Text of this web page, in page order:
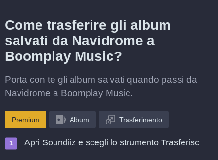
Come trasferire gli album
salvati da Navidrome a
Boomplay Music?
Porta con te gli album salvati quando passi da
Navidrome a Boomplay Music.
Premium Album Trasferimento
Apri Soundiiz e scegli lo strumento Trasferisci